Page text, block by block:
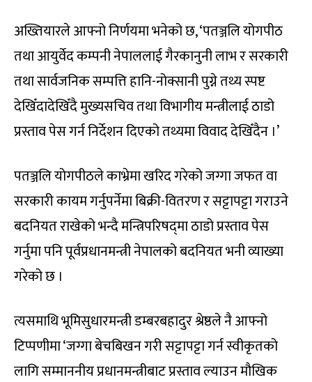
अख्तियारले आफ्नो निर्णयमा भनेको छ, ‘पतञ्जलि योगपीठ
तथा आयुर्वेद कम्पनी नेपाललाई गैरकानुनी लाभ र सरकारी
तथा सार्वजनिक सम्पत्ति हानि-नोक्सानी पुग्ने तथ्य स्पष्ट
देखिँदादेखिँदै मुख्यसचिव तथा विभागीय मन्त्रीलाई ठाडो
प्रस्ताव पेस गर्न निर्देशन दिएको तथ्यमा विवाद देखिँदैन ।’
पतञ्जलि योगपीठले काभ्रेमा खरिद गरेको जग्गा जफत वा
सरकारी कायम गर्नुपर्नेमा बिक्री-वितरण र सट्टापट्टा गराउने
बदनियत राखेको भन्दै मन्त्रिपरिषद्‌मा ठाडो प्रस्ताव पेस
गर्नुमा पनि पूर्वप्रधानमन्त्री नेपालको बदनियत भनी व्याख्या
गरेको छ ।
त्यसमाथि भूमिसुधारमन्त्री डम्बरबहादुर श्रेष्ठले नै आफ्नो
टिप्पणीमा ‘जग्गा बेचबिखन गरी सट्टापट्टा गर्न स्वीकृतको
लागि सम्माननीय प्रधानमन्त्रीबाट प्रस्ताव ल्याउन मौखिक